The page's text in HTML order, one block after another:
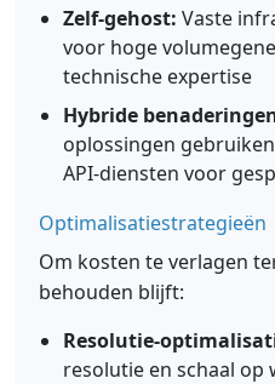
Zelf-gehost: Vaste
voor hoge
technische expertise
Hybride
oplossingen
API-diensten voor
Optimalisatiestrategieën
Om kosten te verlagen
behouden blijft:
Resolutie-
resolutie en schaal op